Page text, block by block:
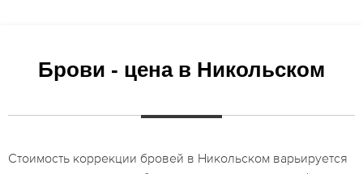
Брови - цена в Никольском
Стоимость коррекции бровей в Никольском варьируется